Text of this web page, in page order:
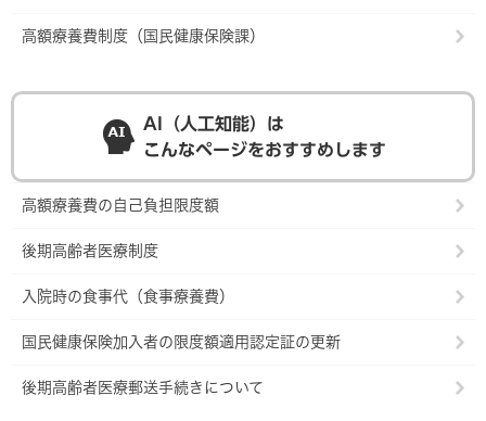
高額療養費制度（国民健康保険課）
AI（人工知能）は
こんなページをおすすめします
高額療養費の自己負担限度額
後期高齢者医療制度
入院時の食事代（食事療養費）
国民健康保険加入者の限度額適用認定証の更新
後期高齢者医療郵送手続きについて